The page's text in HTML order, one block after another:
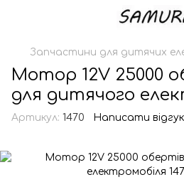
Запчастини для дитячих
Мотор 12V 25000
для дитячого
Артикул: 1470 Написати відгук